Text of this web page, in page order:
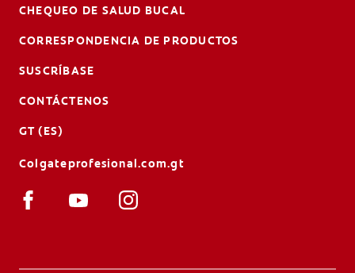
CHEQUEO DE SALUD BUCAL
CORRESPONDENCIA DE PRODUCTOS
SUSCRÍBASE
CONTÁCTENOS
GT (ES)
Colgateprofesional.com.gt